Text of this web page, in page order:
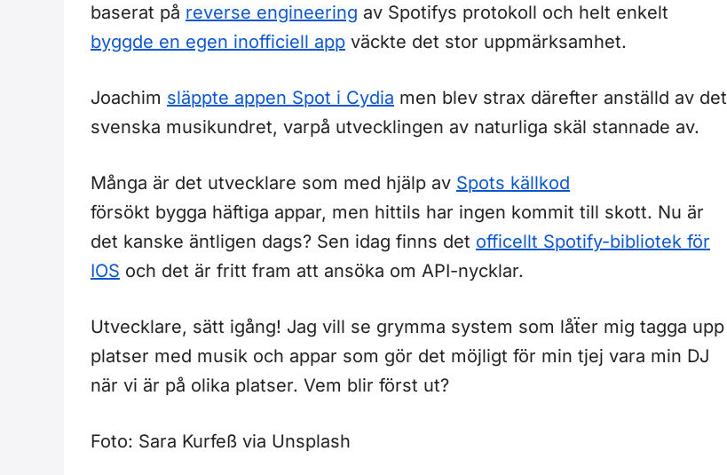
baserat på reverse engineering av Spotifys protokoll och helt enkelt
byggde en egen inofficiell app väckte det stor uppmärksamhet.
Joachim släppte appen Spot i Cydia men blev strax därefter anställd av det
svenska musikundret, varpå utvecklingen av naturliga skäl stannade av.
Många är det utvecklare som med hjälp av Spots källkod
försökt bygga häftiga appar, men hittils har ingen kommit till skott. Nu är
det kanske äntligen dags? Sen idag finns det officellt Spotify-bibliotek för
IOS och det är fritt fram att ansöka om API-nycklar.
Utvecklare, sätt igång! Jag vill se grymma system som låẗer mig tagga upp
platser med musik och appar som gör det möjligt för min tjej vara min DJ
när vi är på olika platser. Vem blir först ut?
Foto: Sara Kurfeß via Unsplash